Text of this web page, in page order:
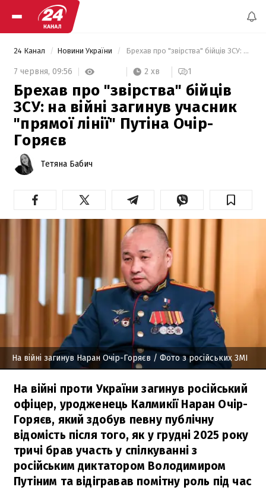
24 Канал Новини України Брехав про "звірства" бійців ЗСУ: на війні загинув учасник "прямої лінії" Путіна Очір-Горяєв
7 червня, 09:56 2 хв 1
Брехав про "звірства" бійців
ЗСУ: на війні загинув учасник
"прямої лінії" Путіна Очір-
Горяєв
Тетяна Бабич
На війні загинув Наран Очір-Горяєв / Фото з російських ЗМІ
На війні проти України загинув російський
офіцер, уродженець Калмикії Наран Очір-
Горяєв, який здобув певну публічну
відомість після того, як у грудні 2025 року
тричі брав участь у спілкуванні з
російським диктатором Володимиром
Путіним та відігравав помітну роль під час